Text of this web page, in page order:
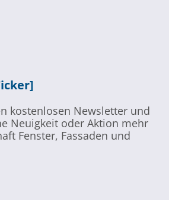
kostenlosen Newsletter und
Neuigkeit oder Aktion mehr
Fenster, Fassaden und